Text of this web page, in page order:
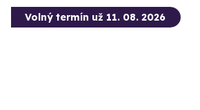
Volný termín už 11. 08. 2026